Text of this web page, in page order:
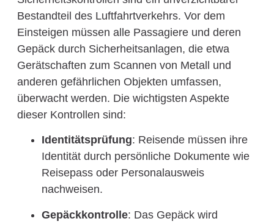
Bestandteil des Luftfahrtverkehrs. Vor dem
Einsteigen müssen alle Passagiere und deren
Gepäck durch Sicherheitsanlagen, die etwa
Gerätschaften zum Scannen von Metall und
anderen gefährlichen Objekten umfassen,
überwacht werden. Die wichtigsten Aspekte
dieser Kontrollen sind:
Identitätsprüfung: Reisende müssen ihre
Identität durch persönliche Dokumente wie
Reisepass oder Personalausweis
nachweisen.
Gepäckkontrolle: Das Gepäck wird